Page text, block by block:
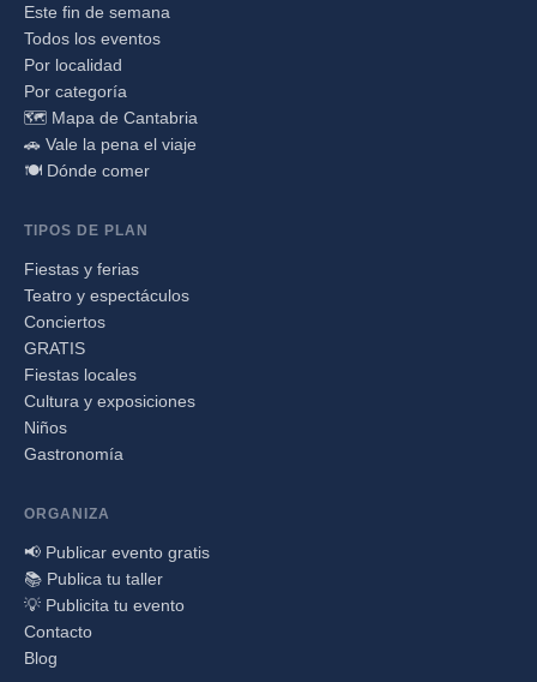
Este fin de semana
Todos los eventos
Por localidad
Por categoría
🗺️ Mapa de Cantabria
🚗 Vale la pena el viaje
🍽️ Dónde comer
TIPOS DE PLAN
Fiestas y ferias
Teatro y espectáculos
Conciertos
GRATIS
Fiestas locales
Cultura y exposiciones
Niños
Gastronomía
ORGANIZA
📢 Publicar evento gratis
📚 Publica tu taller
💡 Publicita tu evento
Contacto
Blog